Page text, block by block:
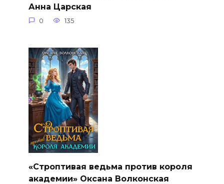
Анна Царская
0 135
«Строптивая ведьма против короля
академии» Оксана Волконская